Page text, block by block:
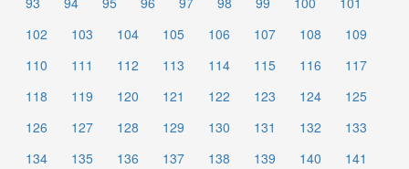
102
103 104 105 106 107 108
109
110
111 112 113 114 115 116
117
118
119 120 121 122 123 124
125
126
127 128 129 130 131 132
133
134
135 136 137 138 139 140
141